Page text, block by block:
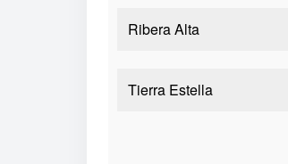
Ribera Alta
Tierra Estella